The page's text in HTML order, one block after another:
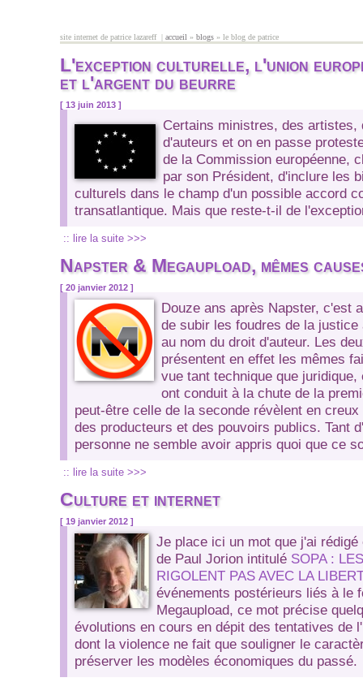
site internet de patrice lazareff |
vous êtes ici
accueil » blogs» le blog de patrice
L'exception culturelle, l'union
et l'argent du beurre
[ 13 juin 2013 ]
Certains ministres, des artistes,
d'auteurs et on en passe
de la Commission européenne,
par son Président, d'inclure les
culturels dans le champ d'un possible accord
transatlantique. Mais que reste-t-il de
:: lire la suite >>>
Napster & Megaupload, mêmes
[ 20 janvier 2012 ]
Douze ans après Napster, c'est
de subir les foudres de la
au nom du droit d'auteur. Les
présentent en effet les mêmes
vue tant technique que
ont conduit à la chute de la
peut-être celle de la seconde révèlent en
des producteurs et des pouvoirs publics. Tant
personne ne semble avoir appris quoi que ce
:: lire la suite >>>
Culture et internet
[ 19 janvier 2012 ]
Je place ici un mot que j'ai
de Paul Jorion intitulé SOPA :
RIGOLENT PAS AVEC LA
événements postérieurs liés à le
Megaupload, ce mot précise
évolutions en cours en dépit des tentatives de
dont la violence ne fait que souligner le
préserver les modèles économiques du passé.